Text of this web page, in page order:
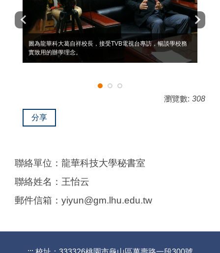
圖為龍華科大葛自祥校長，接受TVB電視台專訪，暢談學校務
實致用的辦學理念。
瀏覽數: 308
分享
聯絡單位：龍華科技大學秘書室
聯絡姓名：王怡云
郵件信箱：yiyun@gm.lhu.edu.tw